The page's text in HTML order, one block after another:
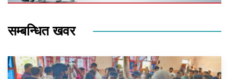
सम्बन्धित खवर